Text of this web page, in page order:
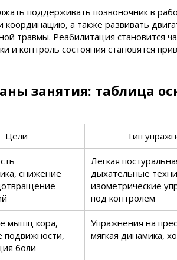
поддерживать позвоночник в
координацию, а также развивать
травмы. Реабилитация становится
и контроль состояния становятся
занятия: таблица
Цели Тип
снижение
Легкая
дыхательные
изометрические
под контролем
мышц кора,
подвижности,
боли
Упражнения на
мягкая динамика,